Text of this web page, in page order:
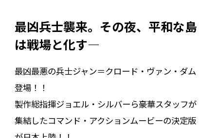
最凶兵士襲来。その夜、平和な島
は戦場と化す―
最凶最悪の兵士ジャン＝クロード・ヴァン・ダム
登場！！
製作総指揮ジョエル・シルバーら豪華スタッフが
集結したコマンド・アクションムービーの決定版